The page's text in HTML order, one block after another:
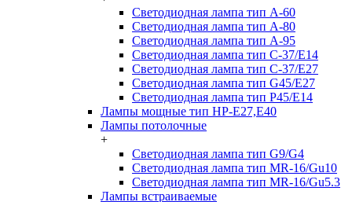
Светодиодная лампа тип A-60
Светодиодная лампа тип A-80
Светодиодная лампа тип A-95
Светодиодная лампа тип C-37/Е14
Светодиодная лампа тип C-37/Е27
Светодиодная лампа тип G45/E27
Светодиодная лампа тип P45/E14
Лампы мощные тип HP-E27,E40
Лампы потолочные
+
Светодиодная лампа тип G9/G4
Светодиодная лампа тип MR-16/Gu10
Светодиодная лампа тип MR-16/Gu5.3
Лампы встраиваемые